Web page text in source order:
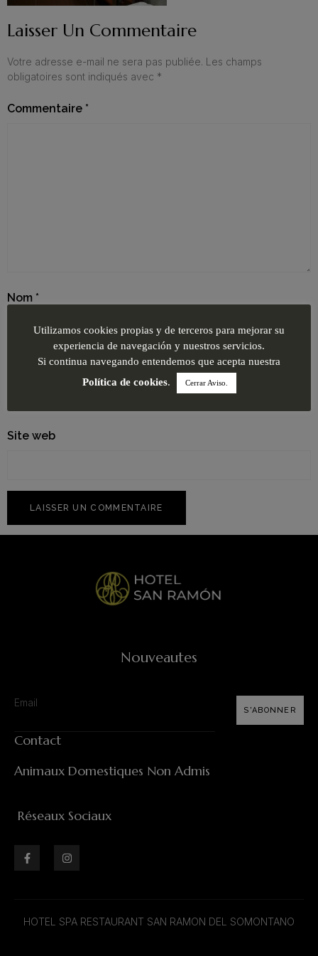
Laisser Un Commentaire
Votre adresse e-mail ne sera pas publiée. Les champs
obligatoires sont indiqués avec *
Commentaire *
Nom *
E-mail*
Site web
Nouveautes
S'ABONNER
Contact
Animaux Domestiques Non Admis
Réseaux Sociaux
HOTEL SPA RESTAURANT SAN RAMON DEL SOMONTANO
Utilizamos cookies propias y de terceros para mejorar su
experiencia de navegación y nuestros servicios.
Si continua navegando entendemos que acepta nuestra
Política de cookies. Cerrar Aviso.